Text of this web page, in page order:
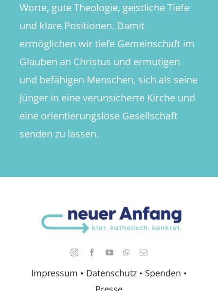
Impressum • Datenschutz • Spenden •
Worte, gute Theologie, geistliche Tiefe
und klare Positionen. Damit
ermöglichen wir tiefe Gemeinschaft im
Glauben an Christus und ermutigen
und befähigen Menschen, sich als seine
Jünger in eine verunsicherte Kirche und
eine orientierungslose Gesellschaft
senden zu lassen.